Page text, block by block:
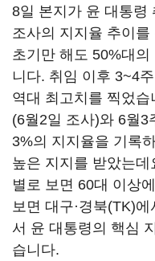
8일 본지가 윤 대통령
조사의 지지율 추이
초기만 해도 50%대
니다. 취임 이후 3~4
역대 최고치를 찍었
(6월2일 조사)와 6월
3%의 지지율을 기록
높은 지지를 받았는
별로 보면 60대 이상
보면 대구·경북(TK)
서 윤 대통령의 핵심
습니다.